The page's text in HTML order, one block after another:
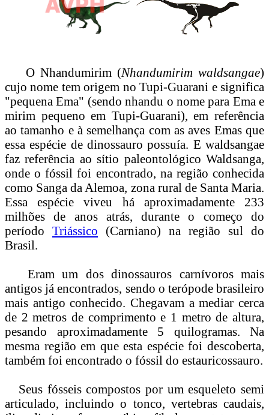
O Nhandumirim (Nhandumirim waldsangae)
cujo nome tem origem no Tupi-Guarani e significa
"pequena Ema" (sendo nhandu o nome para Ema e
mirim pequeno em Tupi-Guarani), em referência
ao tamanho e à semelhança com as aves Emas que
essa espécie de dinossauro possuía. E waldsangae
faz referência ao sítio paleontológico Waldsanga,
onde o fóssil foi encontrado, na região conhecida
como Sanga da Alemoa, zona rural de Santa Maria.
Essa espécie viveu há aproximadamente 233
milhões de anos atrás, durante o começo do
período Triássico (Carniano) na região sul do
Brasil.
Eram um dos dinossauros carnívoros mais
antigos já encontrados, sendo o terópode brasileiro
mais antigo conhecido. Chegavam a mediar cerca
de 2 metros de comprimento e 1 metro de altura,
pesando aproximadamente 5 quilogramas. Na
mesma região em que esta espécie foi descoberta,
também foi encontrado o fóssil do estauricossauro.
Seus fósseis compostos por um esqueleto semi
articulado, incluindo o tonco, vertebras caudais,